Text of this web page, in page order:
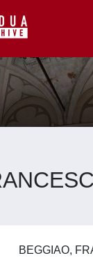
BEGGIAO,